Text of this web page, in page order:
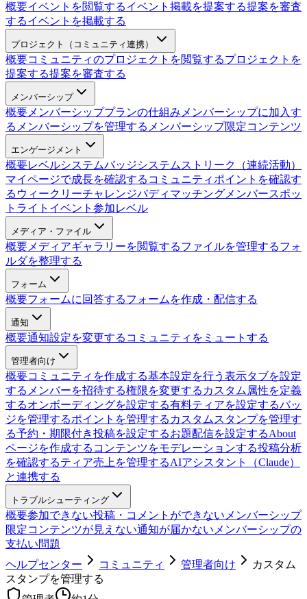
概要イベントを閲覧するイベント掲載を提案する提案を審査
するイベントを掲載する
プロジェクト（コミュニティ連携）
概要コミュニティのプロジェクトを閲覧するプロジェクトを
提案する提案を審査する
メンバーシップ
概要 メンバーシッププランの仕組み メンバーシップに加入す
る メンバーシップを管理する メンバーシップ限定コンテンツ
エンゲージメント
概要レベルシステムバッジシステム ストリーク（連続活動）
マイページで成長を確認する コミュニティポイントを確認す
る ウィークリーチャレンジバディマッチング メンバースポッ
トライト イベント参加レベル
メディア・ファイル
概要 メディアギャラリーを閲覧するファイルを管理するフォ
ルダを整理する
フォーム
概要フォームに回答するフォームを作成・配信する
通知
概要通知設定を変更する コミュニティをミュートする
管理者向け
概要コミュニティを作成する基本設定を行う 表示タブを設定
する メンバーを招待する権限を変更する カスタム属性を定義
するオンボーディングを設定する有料ティアを設定するバッ
ジを管理するポイントを管理する カスタムスタンプを管理す
る予約・期限付き投稿を設定するお題配信を設定するAbout
ページを作成する コンテンツをモデレーションする投稿分析
を確認するティア売上を管理するAIアシスタント（Claude）
と連携する
トラブルシューティング
概要参加できない投稿・コメントができない メンバーシップ
限定コンテンツが見えない通知が届かない メンバーシップの
支払い問題
ヘルプセンター
コミュニティ 管理者向け
カスタム
スタンプを管理する